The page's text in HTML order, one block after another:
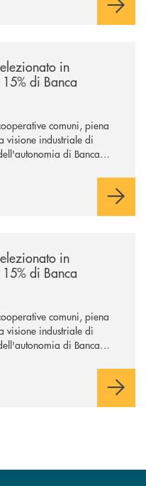
in
di Banca
comuni, piena
visione industriale di
di Banca
dell’operazione.
in
di Banca
comuni, piena
visione industriale di
di Banca
dell’operazione.